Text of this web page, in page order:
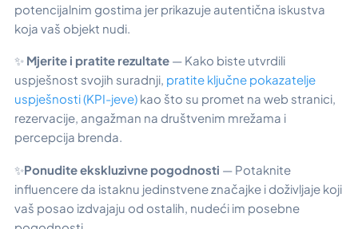
potencijalnim gostima jer prikazuje autentična iskustva
koja vaš objekt nudi.
✨ Mjerite i pratite rezultate — Kako biste utvrdili
uspješnost svojih suradnji, pratite ključne pokazatelje
uspješnosti (KPI-jeve) kao što su promet na web stranici,
rezervacije, angažman na društvenim mrežama i
percepcija brenda.
✨Ponudite ekskluzivne pogodnosti — Potaknite
influencere da istaknu jedinstvene značajke i doživljaje koji
vaš posao izdvajaju od ostalih, nudeći im posebne